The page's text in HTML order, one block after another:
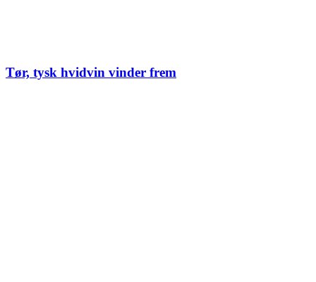
Tør, tysk hvidvin vinder frem